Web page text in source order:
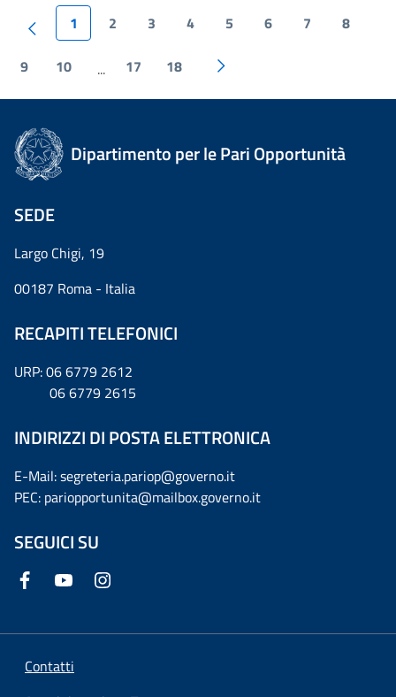
1 2 3 4 5 6 7 8
9 10 ... 17 18
Dipartimento per le Pari Opportunità
SEDE
Largo Chigi, 19
00187 Roma - Italia
RECAPITI TELEFONICI
URP: 06 6779 2612
06 6779 2615
INDIRIZZI DI POSTA ELETTRONICA
E-Mail: segreteria.pariop@governo.it
PEC: pariopportunita@mailbox.governo.it
SEGUICI SU
Contatti